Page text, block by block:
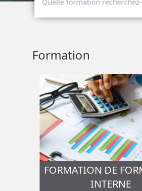
Formation
FORMATION DE
INTERNE